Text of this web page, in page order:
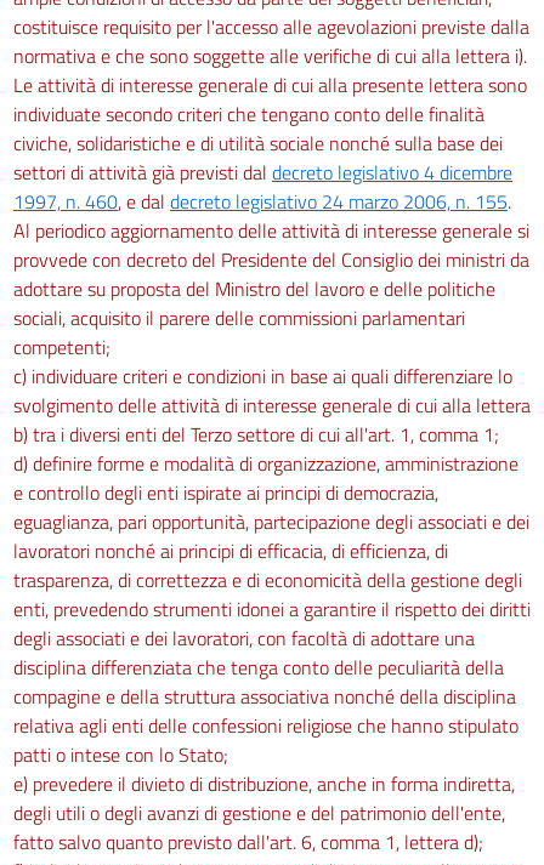
costituisce requisito per l'accesso alle agevolazioni previste dalla
normativa e che sono soggette alle verifiche di cui alla lettera i).
Le attività di interesse generale di cui alla presente lettera sono
individuate secondo criteri che tengano conto delle finalità
civiche, solidaristiche e di utilità sociale nonché sulla base dei
settori di attività già previsti dal decreto legislativo 4 dicembre
1997, n. 460, e dal decreto legislativo 24 marzo 2006, n. 155.
Al periodico aggiornamento delle attività di interesse generale si
provvede con decreto del Presidente del Consiglio dei ministri da
adottare su proposta del Ministro del lavoro e delle politiche
sociali, acquisito il parere delle commissioni parlamentari
competenti;
c) individuare criteri e condizioni in base ai quali differenziare lo
svolgimento delle attività di interesse generale di cui alla lettera
b) tra i diversi enti del Terzo settore di cui all'art. 1, comma 1;
d) definire forme e modalità di organizzazione, amministrazione
e controllo degli enti ispirate ai principi di democrazia,
eguaglianza, pari opportunità, partecipazione degli associati e dei
lavoratori nonché ai principi di efficacia, di efficienza, di
trasparenza, di correttezza e di economicità della gestione degli
enti, prevedendo strumenti idonei a garantire il rispetto dei diritti
degli associati e dei lavoratori, con facoltà di adottare una
disciplina differenziata che tenga conto delle peculiarità della
compagine e della struttura associativa nonché della disciplina
relativa agli enti delle confessioni religiose che hanno stipulato
patti o intese con lo Stato;
e) prevedere il divieto di distribuzione, anche in forma indiretta,
degli utili o degli avanzi di gestione e del patrimonio dell'ente,
fatto salvo quanto previsto dall'art. 6, comma 1, lettera d);